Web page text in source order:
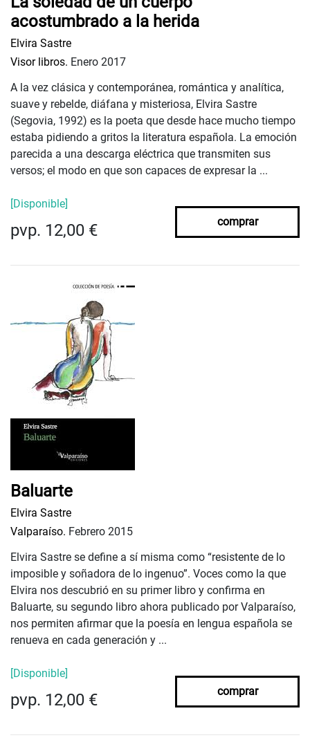
acostumbrado a la herida
Elvira Sastre
Visor libros. Enero 2017
A la vez clásica y contemporánea, romántica y analítica,
suave y rebelde, diáfana y misteriosa, Elvira Sastre
(Segovia, 1992) es la poeta que desde hace mucho tiempo
estaba pidiendo a gritos la literatura española. La emoción
parecida a una descarga eléctrica que transmiten sus
versos; el modo en que son capaces de expresar la ...
[Disponible]
pvp. 12,00 € comprar
Baluarte
Elvira Sastre
Valparaíso. Febrero 2015
Elvira Sastre se define a sí misma como “resistente de lo
imposible y soñadora de lo ingenuo”. Voces como la que
Elvira nos descubrió en su primer libro y confirma en
Baluarte, su segundo libro ahora publicado por Valparaíso,
nos permiten afirmar que la poesía en lengua española se
renueva en cada generación y ...
[Disponible]
pvp. 12,00 € comprar